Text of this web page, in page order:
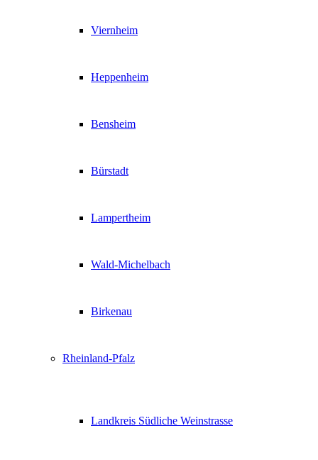
Viernheim
Heppenheim
Bensheim
Bürstadt
Lampertheim
Wald-Michelbach
Birkenau
Rheinland-Pfalz
Landkreis Südliche Weinstrasse